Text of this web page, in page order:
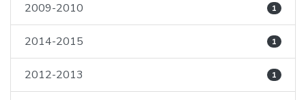
2009-2010 1
2014-2015 1
2012-2013 1